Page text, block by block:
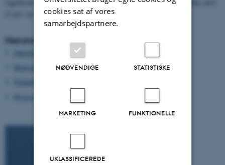
fuglebeskyttelsesområder, hvor arterne er udpeget, men for en række arter
af gæs og ænder er dækningsgraden næsten landsdækkende.
Herunder beskrives de forskellige tællinger
Midvintertællinger
cookies sat af vores
samarbejdspartnere.
NØDVENDIGE STATISTISKE
MARKETING FUNKTIONELLE
UKLASSIFICEREDE